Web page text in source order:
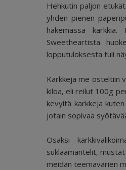
Hehkutin paljon
yhden pienen
hakemassa
Sweetheartista
lopputuloksesta tuli
Karkkeja me osteltiin
kiloa, eli reilut 100g
kevyitä karkkeja
jotain sopivaa
Osaksi
suklaamantelit,
meidän teemavärien